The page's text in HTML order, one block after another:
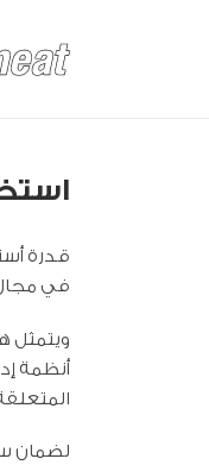
قدرة
في مجال
ويتمثل
أنظمة
لضمان